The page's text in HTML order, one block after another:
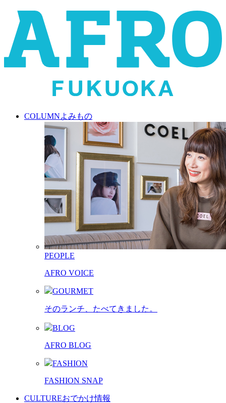
COLUMNよみもの
PEOPLE
AFRO VOICE
GOURMET
そのランチ、たべてきました。
BLOG
AFRO BLOG
FASHION
FASHION SNAP
CULTUREおでかけ情報